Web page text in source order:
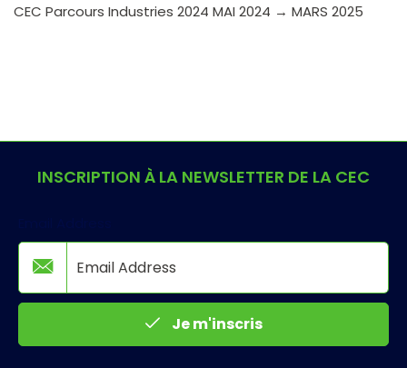
CEC Parcours Industries 2024 MAI 2024 → MARS 2025
INSCRIPTION À LA NEWSLETTER DE LA CEC
Je m'inscris